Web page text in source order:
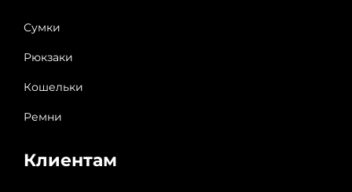
Сумки
Рюкзаки
Кошельки
Ремни
Клиентам